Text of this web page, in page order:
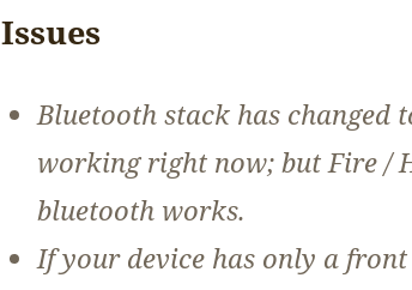
Issues
Bluetooth stack has changed
working right now; but Fire /
bluetooth works.
If your device has only a